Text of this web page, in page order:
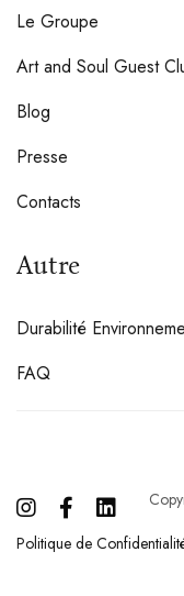
Le Groupe
Art and Soul Guest
Blog
Presse
Contacts
Autre
Durabilité
FAQ
Politique de